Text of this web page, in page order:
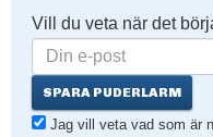
Vill du veta när det
SPARA PUDERLARM
Jag vill veta vad som är